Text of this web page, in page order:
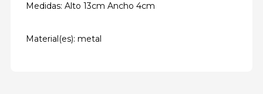
Medidas: Alto 13cm Ancho 4cm
Material(es): metal